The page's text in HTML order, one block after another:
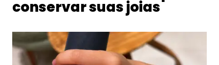
conservar suas joias